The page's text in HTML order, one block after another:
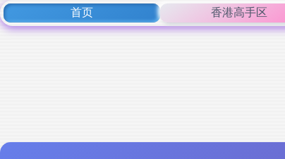
首页 香港高手区